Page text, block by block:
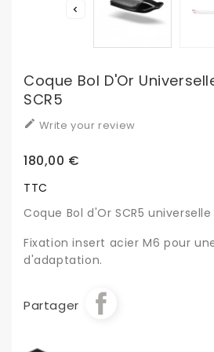

Coque Bol D'Or
SCR5
 Write your review
180,00 €
TTC
Coque Bol d'Or SCR5
Fixation insert acier M6 pour
d'adaptation.
Partager